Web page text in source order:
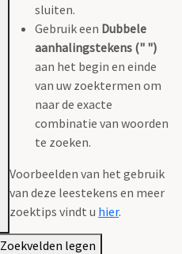
sluiten.
Gebruik een Dubbele
aanhalingstekens (" ")
aan het begin en einde
van uw zoektermen om
naar de exacte
combinatie van woorden
te zoeken.
Voorbeelden van het gebruik
van deze leestekens en meer
zoektips vindt u hier.
Zoekvelden legen